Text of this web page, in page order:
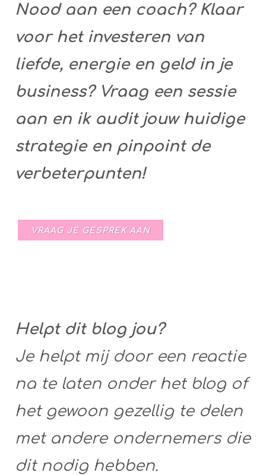
Nood aan een coach? Klaar
voor het investeren van
liefde, energie en geld in je
business? Vraag een sessie
aan en ik audit jouw huidige
strategie en pinpoint de
verbeterpunten!
VRAAG JE GESPREK AAN
Helpt dit blog jou?
Je helpt mij door een reactie
na te laten onder het blog of
het gewoon gezellig te delen
met andere ondernemers die
dit nodig hebben.